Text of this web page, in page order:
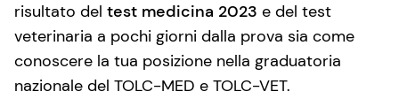
risultato del test medicina 2023 e del test
veterinaria a pochi giorni dalla prova sia come
conoscere la tua posizione nella graduatoria
nazionale del TOLC-MED e TOLC-VET.